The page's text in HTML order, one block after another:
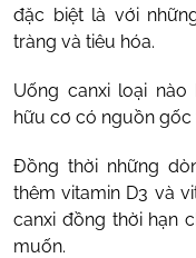
đặc biệt là với
tràng và tiêu hóa.
Uống canxi loại nào
hữu cơ có nguồn gốc
Đồng thời những
thêm vitamin D3 và
canxi đồng thời hạn
muốn.